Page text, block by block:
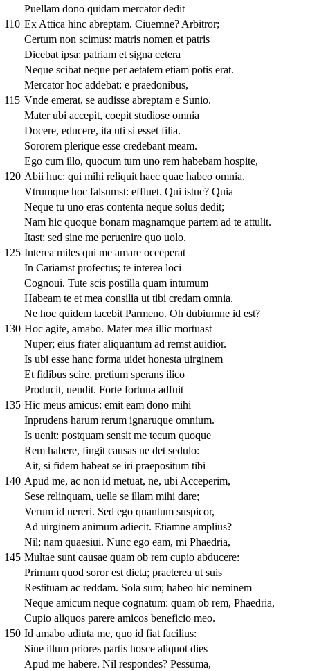
Puellam dono quidam mercator dedit
110 Ex Attica hinc abreptam. Ciuemne? Arbitror;
Certum non scimus: matris nomen et patris
Dicebat ipsa: patriam et signa cetera
Neque scibat neque per aetatem etiam potis erat.
Mercator hoc addebat: e praedonibus,
115 Vnde emerat, se audisse abreptam e Sunio.
Mater ubi accepit, coepit studiose omnia
Docere, educere, ita uti si esset filia.
Sororem plerique esse credebant meam.
Ego cum illo, quocum tum uno rem habebam hospite,
120 Abii huc: qui mihi reliquit haec quae habeo omnia.
Vtrumque hoc falsumst: effluet. Qui istuc? Quia
Neque tu uno eras contenta neque solus dedit;
Nam hic quoque bonam magnamque partem ad te attulit.
Itast; sed sine me peruenire quo uolo.
125 Interea miles qui me amare occeperat
In Cariamst profectus; te interea loci
Cognoui. Tute scis postilla quam intumum
Habeam te et mea consilia ut tibi credam omnia.
Ne hoc quidem tacebit Parmeno. Oh dubiumne id est?
130 Hoc agite, amabo. Mater mea illic mortuast
Nuper; eius frater aliquantum ad remst auidior.
Is ubi esse hanc forma uidet honesta uirginem
Et fidibus scire, pretium sperans ilico
Producit, uendit. Forte fortuna adfuit
135 Hic meus amicus: emit eam dono mihi
Inprudens harum rerum ignaruque omnium.
Is uenit: postquam sensit me tecum quoque
Rem habere, fingit causas ne det sedulo:
Ait, si fidem habeat se iri praepositum tibi
140 Apud me, ac non id metuat, ne, ubi Acceperim,
Sese relinquam, uelle se illam mihi dare;
Verum id uereri. Sed ego quantum suspicor,
Ad uirginem animum adiecit. Etiamne amplius?
Nil; nam quaesiui. Nunc ego eam, mi Phaedria,
145 Multae sunt causae quam ob rem cupio abducere:
Primum quod soror est dicta; praeterea ut suis
Restituam ac reddam. Sola sum; habeo hic neminem
Neque amicum neque cognatum: quam ob rem, Phaedria,
Cupio aliquos parere amicos beneficio meo.
150 Id amabo adiuta me, quo id fiat facilius:
Sine illum priores partis hosce aliquot dies
Apud me habere. Nil respondes? Pessuma,